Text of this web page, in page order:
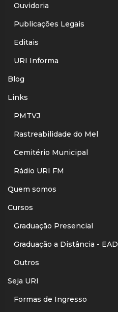
Ouvidoria
Publicações Legais
Editais
URI Informa
Blog
Links
PMTVJ
Rastreabilidade do Mel
Cemitério Municipal
Rádio URI FM
Quem somos
Cursos
Graduação Presencial
Graduação a Distância - EAD
Outros
Seja URI
Formas de Ingresso